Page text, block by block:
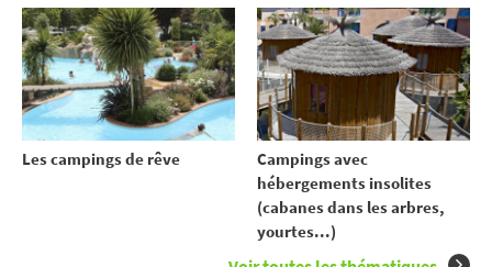
Les campings de rêve
Campings avec
hébergements insolites
(cabanes dans les arbres,
yourtes...)